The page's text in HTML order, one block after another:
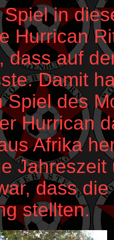
in
Hurrican
dass auf
Damit
Spiel des
Hurrican
Afrika
dass
stellten.